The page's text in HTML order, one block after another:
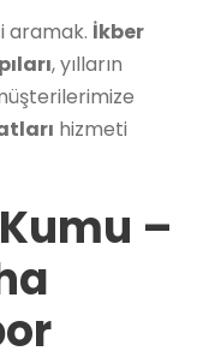
aramak. İkber
, yılların
hizmeti
–